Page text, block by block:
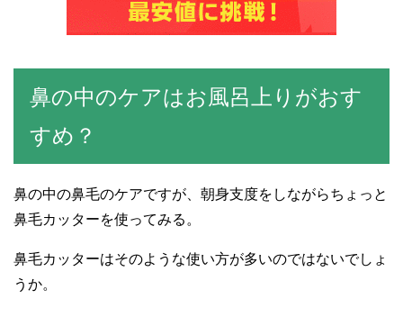
鼻の中のケアはお風呂上りがおす
すめ？
鼻の中の鼻毛のケアですが、朝身支度をしながらちょっと
鼻毛カッターを使ってみる。
鼻毛カッターはそのような使い方が多いのではないでしょ
うか。